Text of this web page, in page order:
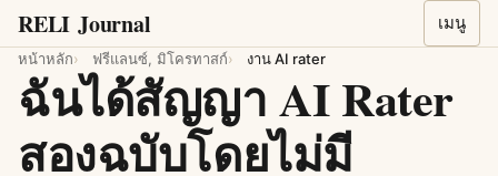
RELI Journal เมนู
หน้าหลัก ฟรีแลนซ์, มิโครทาสก์ งาน AI rater
ฉันได้สัญญา AI Rater
สองฉบับโดยไม่มี